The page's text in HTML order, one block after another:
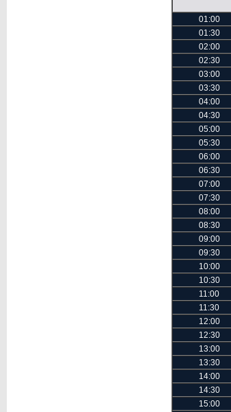
01:00
01:30
02:00
02:30
03:00
03:30
04:00
04:30
05:00
05:30
06:00
06:30
07:00
07:30
08:00
08:30
09:00
09:30
10:00
10:30
11:00
11:30
12:00
12:30
13:00
13:30
14:00
14:30
15:00